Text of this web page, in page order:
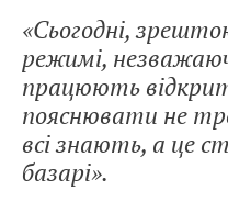
«Сьогодні,
режимі,
працюють
пояснювати не
всі знають, а це
базарі».